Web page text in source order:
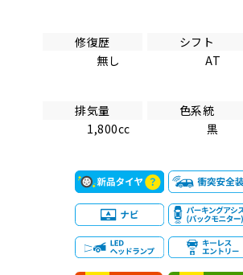
修復歴
無し
シフト
AT
排気量
1,800cc
色系統
黒